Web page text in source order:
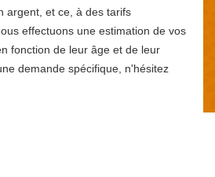
argent, et ce, à des tarifs
effectuons une estimation de vos
fonction de leur âge et de leur
demande spécifique, n'hésitez